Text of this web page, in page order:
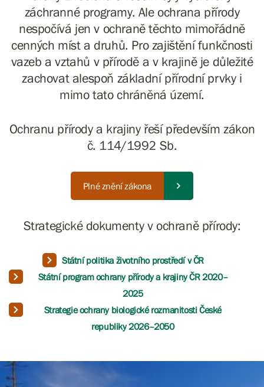
záchranné programy. Ale ochrana přírody
nespočívá jen v ochraně těchto mimořádně
cenných míst a druhů. Pro zajištění funkčnosti
vazeb a vztahů v přírodě a v krajině je důležité
zachovat alespoň základní přírodní prvky i
mimo tato chráněná území.
Ochranu přírody a krajiny řeší především zákon
č. 114/1992 Sb.
Plné znění zákona
Strategické dokumenty v ochraně přírody:
Státní politika životního prostředí v ČR
Státní program ochrany přírody a krajiny ČR 2020–
2025
Strategie ochrany biologické rozmanitosti České
republiky 2026–2050